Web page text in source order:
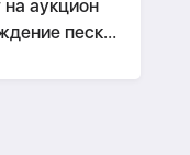
на аукцион
песка